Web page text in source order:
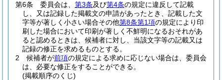
第6条
委員会は、 第3条及び第4条の規定に違反して記載
し、又は記録した掲載文の申請があったとき、記載した文
字等が著しく小さい場合その他第8条第1項の規定により印
刷した場合において印刷が著しく不鮮明になるおそれがあ
ると認めるときは、候補者に対し、当該文字等の記載又は
記録の修正を求めるものとする。
2
候補者が前項の規定による求めに応じない場合は、委員会
は、必要な修正をすることができる。
(掲載順序のくじ)